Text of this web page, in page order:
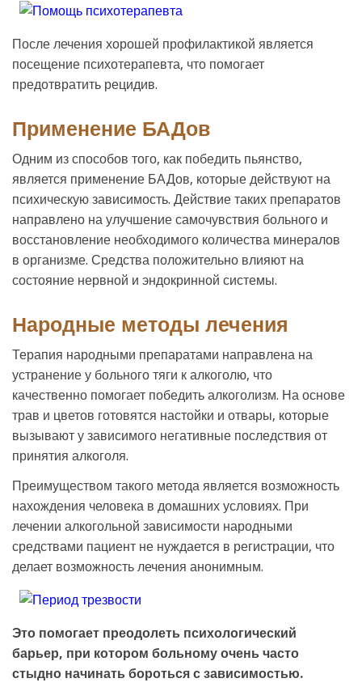
После лечения хорошей профилактикой является
посещение психотерапевта, что помогает
предотвратить рецидив.
Применение БАДов
Одним из способов того, как победить пьянство,
является применение БАДов, которые действуют на
психическую зависимость. Действие таких препаратов
направлено на улучшение самочувствия больного и
восстановление необходимого количества минералов
в организме. Средства положительно влияют на
состояние нервной и эндокринной системы.
Народные методы лечения
Терапия народными препаратами направлена на
устранение у больного тяги к алкоголю, что
качественно помогает победить алкоголизм. На основе
трав и цветов готовятся настойки и отвары, которые
вызывают у зависимого негативные последствия от
принятия алкоголя.
Преимуществом такого метода является возможность
нахождения человека в домашних условиях. При
лечении алкогольной зависимости народными
средствами пациент не нуждается в регистрации, что
делает возможность лечения анонимным.
Это помогает преодолеть психологический
барьер, при котором больному очень часто
стыдно начинать бороться с зависимостью.